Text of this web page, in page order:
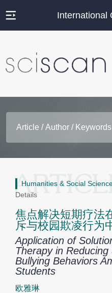
Humanities & Social
Details
焦点解决短期疗法
斥与校园欺凌行为
Application of
Therapy in
Bullying Behaviors
Students
欧雅琳